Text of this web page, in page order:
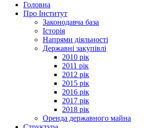
Головна
Про Інститут
Законодавча база
Історія
Напрями діяльності
Державні закупівлі
2010 рік
2011 рік
2012 рік
2015 рік
2016 рік
2017 рік
2018 рік
Оренда державного майна